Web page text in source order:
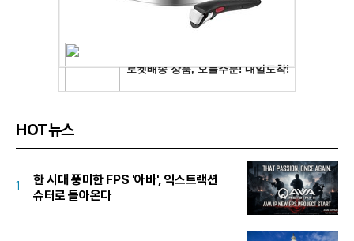
HOT뉴스
1
한 시대 풍미한 FPS '아바', 익스트랙션
슈터로 돌아온다